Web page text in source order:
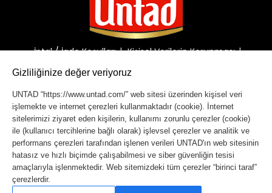
İptal / İade Koşulları
Kişisel Verilerin Korunması
Copyright © 2023 Untad. Tüm hakları saklıdır.
Gizliliğinize değer veriyoruz
UNTAD “https://www.untad.com/” web sitesi üzerinden kişisel veri
işlemekte ve internet çerezleri kullanmaktadır (cookie). İnternet
sitelerimizi ziyaret eden kişilerin, kullanımı zorunlu çerezler (cookie)
ile (kullanıcı tercihlerine bağlı olarak) işlevsel çerezler ve analitik ve
performans çerezleri tarafından işlenen verileri UNTAD'ın web sitesinin
hatasız ve hızlı biçimde çalışabilmesi ve siber güvenliğin tesisi
amaçlarıyla işlenmektedir. Web sitemizdeki tüm çerezler “birinci taraf”
çerezlerdir.